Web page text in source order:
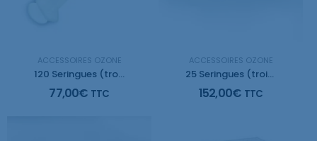
ACCESSOIRES OZONE
120 Seringues (trois pieces) de 20ml
77,00€ TTC
ACCESSOIRES OZONE
25 Seringues (trois pieces) de 100ml
152,00€ TTC